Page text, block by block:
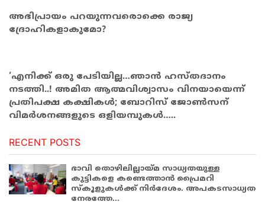
അഭിപ്രായം പറയുന്നവരൊക്കെ രാജ്യ
ദ്രോഹികളാകുമോ?
‘എനിക്ക് ഒരു പേടിയില്ല…ഞാന്‍ ഹസ്തദാനം
നടത്തി..! അമിത ആത്മവിശ്വാസം വിനയായെന്ന്
പ്രതിപക്ഷ കക്ഷികൾ; ബോറിസ് ജോൺസന്
വിമര്‍ശനങ്ങളുടെ ഒളിയമ്പുകൾ…..
RECENT POSTS
ഭാവി തൊഴിലില്ലായ്മ സാധ്യതയുള്ള
കുട്ടികളെ കണ്ടെത്താൻ പ്രൈമറി
സ്കൂളുകൾക്ക് നിർദേശം. അപകടസാധ്യത
നേരത്തേ...